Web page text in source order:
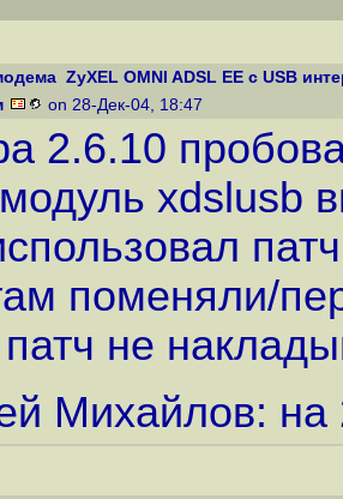
ZyXEL OMNI ADSL EE с USB
on 28-Дек-04, 18:47
2.6.10
xdslusb
поменяли/
не
Михайлов: на